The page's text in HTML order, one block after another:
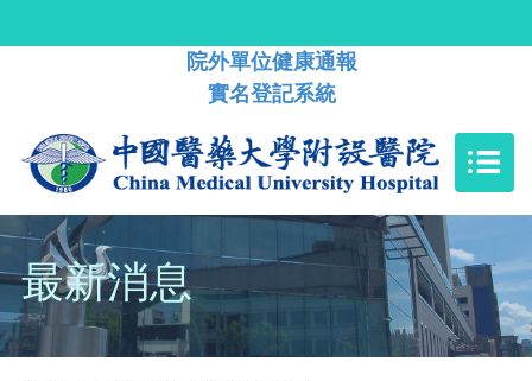
院外單位健康通報
實名登記系統
最新消息